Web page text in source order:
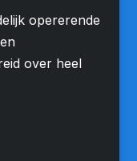
opererende
over heel